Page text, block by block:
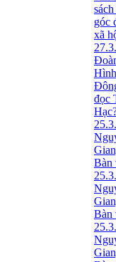
góc
xã
đọc
Bàn
Bàn